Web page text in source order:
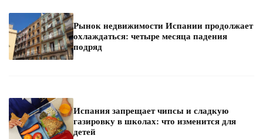
Рынок недвижимости Испании продолжает
охлаждаться: четыре месяца падения
подряд
Испания запрещает чипсы и сладкую
газировку в школах: что изменится для
детей